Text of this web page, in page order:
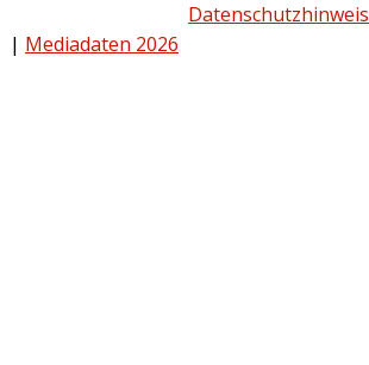
Datenschutzhinweis
| Mediadaten 2026